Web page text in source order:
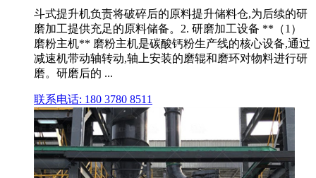
斗式提升机负责将破碎后的原料提升储料仓,为后续的研
磨加工提供充足的原料储备。2. 研磨加工设备 **（1）
磨粉主机** 磨粉主机是碳酸钙粉生产线的核心设备,通过
减速机带动轴转动,轴上安装的磨辊和磨环对物料进行研
磨。研磨后的 ...
联系电话: 180 3780 8511